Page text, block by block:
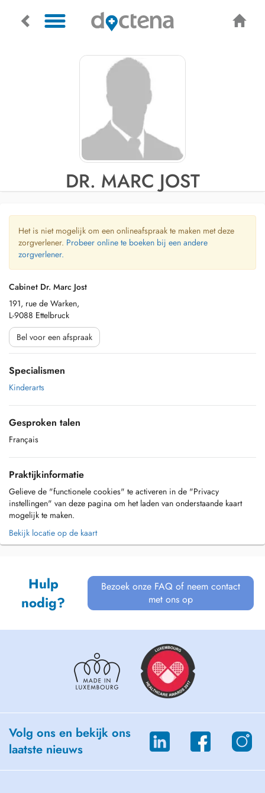
DR. MARC JOST
Het is niet mogelijk om een onlineafspraak te maken met deze
zorgverlener. Probeer online te boeken bij een andere
zorgverlener.
Cabinet Dr. Marc Jost
191, rue de Warken,
L-9088 Ettelbruck
Bel voor een afspraak
Specialismen
Kinderarts
Gesproken talen
Français
Praktijkinformatie
Gelieve de "functionele cookies" te activeren in de "Privacy
instellingen" van deze pagina om het laden van onderstaande kaart
mogelijk te maken.
Bekijk locatie op de kaart
Hulp
nodig?
Bezoek onze FAQ of neem contact
met ons op
Volg ons en bekijk ons
laatste nieuws